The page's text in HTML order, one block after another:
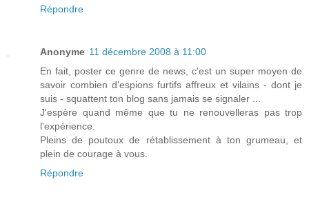
Répondre
Anonyme 11 décembre 2008 à 11:00
En fait, poster ce genre de news, c'est un super moyen de
savoir combien d'espions furtifs affreux et vilains - dont je
suis - squattent ton blog sans jamais se signaler ...
J'espère quand même que tu ne renouvelleras pas trop
l'expérience.
Pleins de poutoux de rétablissement à ton grumeau, et
plein de courage à vous.
Répondre